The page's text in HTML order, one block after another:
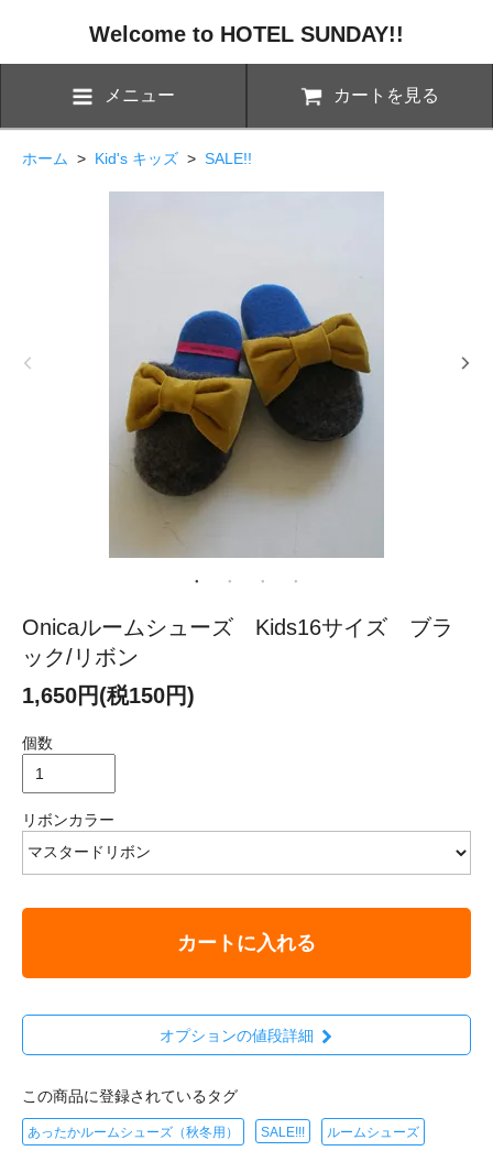
Welcome to HOTEL SUNDAY!!
メニュー カートを見る
ホーム > Kid's キッズ > SALE!!
Onicaルームシューズ Kids16サイズ ブラ
ック/リボン
1,650円(税150円)
個数
リボンカラー
カートに入れる
オプションの値段詳細
この商品に登録されているタグ
あったかルームシューズ（秋冬用） SALE!!! ルームシューズ